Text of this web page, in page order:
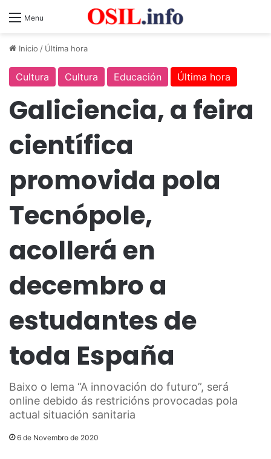
Menu
Inicio / Última hora
Cultura Cultura Educación Última hora
Galiciencia, a feira
científica
promovida pola
Tecnópole,
acollerá en
decembro a
estudantes de
toda España
Baixo o lema “A innovación do futuro”, será
online debido ás restricións provocadas pola
actual situación sanitaria
6 de Novembro de 2020